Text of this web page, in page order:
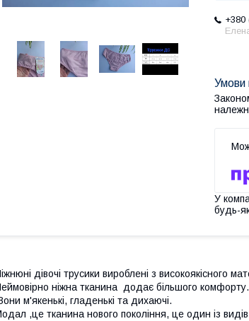
+380
У
будь-
дівочі трусики вироблені з високоякісного
ніжна тканина додає більшого комфорту.
м'якенькі, гладенькі та дихаючі.
,це тканина нового покоління, це один із